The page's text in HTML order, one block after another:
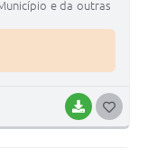
BAIXAR
e da outras